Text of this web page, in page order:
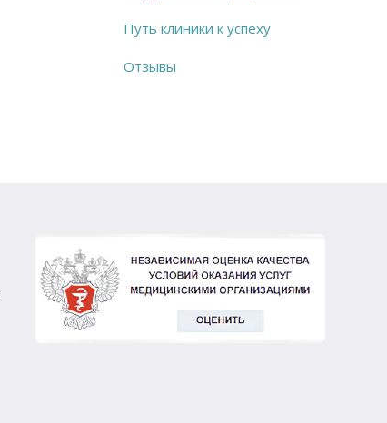
Путь клиники к успеху
Отзывы